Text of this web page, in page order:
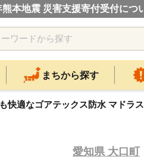
本地震 災害支援寄付受付につ
まちから探す
快適なゴアテックス防水 マドラ
愛知県 大口町